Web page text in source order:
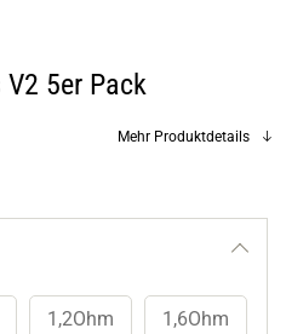
5er Pack
Mehr Produktdetails
1,2Ohm 1,6Ohm